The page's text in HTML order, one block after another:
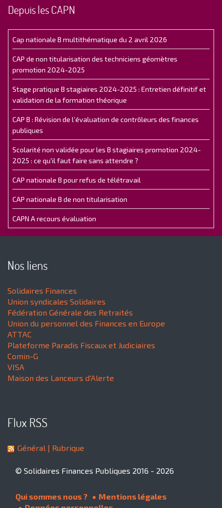
Depuis les CAPN
Cap nationale B multithématique du 2 avril 2026
CAP de non titularisation des techniciens géomètres
promotion 2024-2025
Stage pratique B stagiaires 2024-2025 : Entretien définitif et
validation de la formation théorique
CAP B : Révision de l’évaluation de contrôleurs des finances
publiques
Scolarité non validée pour les B stagiaires promotion 2024-
2025 : ce qu'il faut faire sans attendre ?
CAP nationale B pour refus de télétravail
CAP nationale B de non titularisation
CAPN A recours évaluation
Nos liens
Solidaires Finances
Union syndicales Solidaires
Fédération Générale des Retraités
Union du personnel des Finances en Europe
ATTAC
Plateforme Paradis Fiscaux et Judiciaires
Comin-G
VISA
Maison des Lanceurs d'Alerte
Flux RSS
Général | Rubrique
© Solidaires Finances Publiques 2016 - 2026
Qui sommes nous ?
Mentions légales